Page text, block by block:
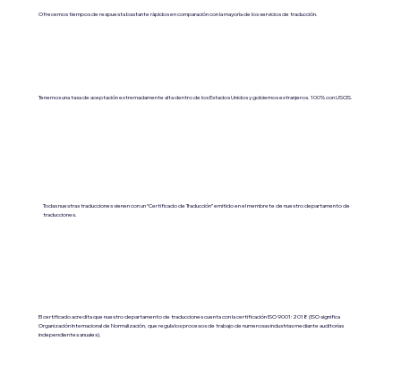
Ofrecemos tiempos de respuesta bastante rápidos en comparación con la mayoría de los servicios de traducción.
Tenemos una tasa de aceptación extremadamente alta dentro de los Estados Unidos y gobiernos extranjeros. 100% con USCIS.
Todas nuestras traducciones vienen con un “Certificado de Traducción” emitido en el membrete de nuestro departamento de
traducciones.
El certificado acredita que nuestro departamento de traducciones cuenta con la certificación ISO 9001:2018 (ISO significa
Organización Internacional de Normalización, que regula los procesos de trabajo de numerosas industrias mediante auditorías
independientes anuales).